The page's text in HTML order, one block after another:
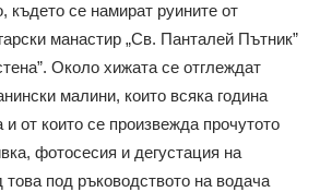
където се намират руините от
манастир „Св. Панталей Пътник”
Около хижата се отглеждат
малини, които всяка година
и от които се произвежда прочутото
фотосесия и дегустация на
под ръководството на водача